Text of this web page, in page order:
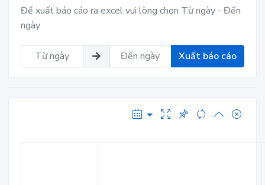
Để xuất báo cáo ra excel vui lòng chọn Từ ngày - Đến
ngày
Xuất báo cáo